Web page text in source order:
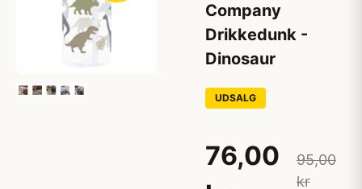
Company
Drikkedunk -
Dinosaur
UDSALG
76,00
95,00
kr